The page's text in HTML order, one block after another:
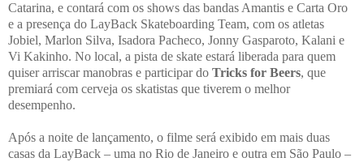
Catarina, e contará com os shows das bandas Amantis e Carta Oro
e a presença do LayBack Skateboarding Team, com os atletas
Jobiel, Marlon Silva, Isadora Pacheco, Jonny Gasparoto, Kalani e
Vi Kakinho. No local, a pista de skate estará liberada para quem
quiser arriscar manobras e participar do Tricks for Beers, que
premiará com cerveja os skatistas que tiverem o melhor
desempenho.
Após a noite de lançamento, o filme será exibido em mais duas
casas da LayBack – uma no Rio de Janeiro e outra em São Paulo –